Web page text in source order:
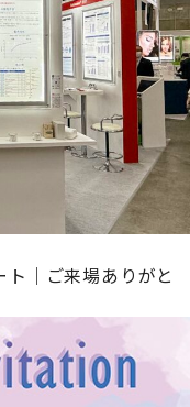
｜ご来場ありがと